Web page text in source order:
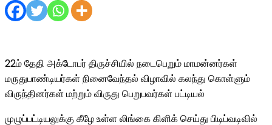
22ம் தேதி அக்டோபர் திருச்சியில் நடைபெறும் மாமன்னர்கள்
மருதுபாண்டியர்கள் நினைவேந்தல் விழாவில் கலந்து கொள்ளும்
விருந்தினர்கள் மற்றும் விருது பெறுபவர்கள் பட்டியல்
முழுப்பட்டியலுக்கு கீழே உள்ள லிங்கை கிளிக்செய்து பிடிப்வடிவில்